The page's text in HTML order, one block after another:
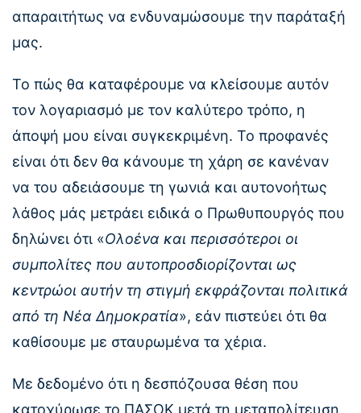
απαραιτήτως να ενδυναμώσουμε την παράταξή
μας.
Το πώς θα καταφέρουμε να κλείσουμε αυτόν
τον λογαριασμό με τον καλύτερο τρόπο, η
άποψή μου είναι συγκεκριμένη. Το προφανές
είναι ότι δεν θα κάνουμε τη χάρη σε κανέναν
να του αδειάσουμε τη γωνιά και αυτονοήτως
λάθος μάς μετράει ειδικά ο Πρωθυπουργός που
δηλώνει ότι «Ολοένα και περισσότεροι οι
συμπολίτες που αυτοπροσδιορίζονται ως
κεντρώοι αυτήν τη στιγμή εκφράζονται πολιτικά
από τη Νέα Δημοκρατία», εάν πιστεύει ότι θα
καθίσουμε με σταυρωμένα τα χέρια.
Με δεδομένο ότι η δεσπόζουσα θέση που
κατοχύρωσε το ΠΑΣΟΚ μετά τη μεταπολίτευση